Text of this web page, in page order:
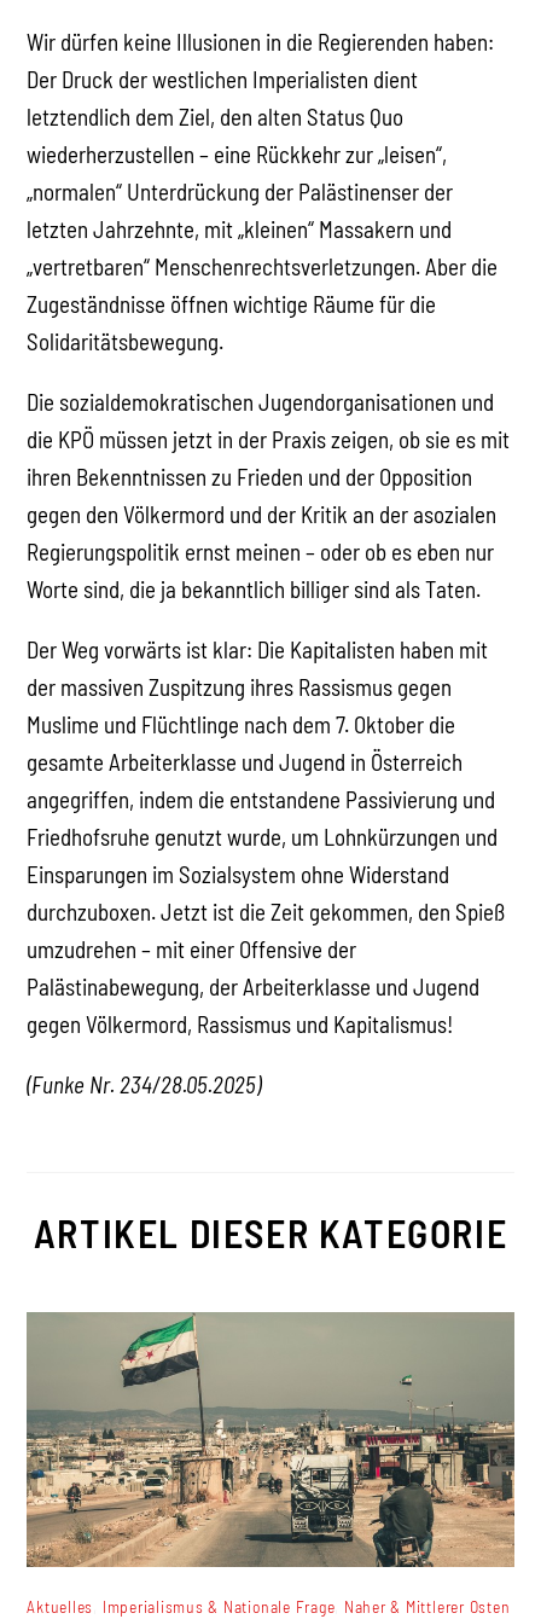
Wir dürfen keine Illusionen in die Regierenden haben:
Der Druck der westlichen Imperialisten dient
letztendlich dem Ziel, den alten Status Quo
wiederherzustellen – eine Rückkehr zur „leisen“,
„normalen“ Unterdrückung der Palästinenser der
letzten Jahrzehnte, mit „kleinen“ Massakern und
„vertretbaren“ Menschenrechtsverletzungen. Aber die
Zugeständnisse öffnen wichtige Räume für die
Solidaritätsbewegung.
Die sozialdemokratischen Jugendorganisationen und
die KPÖ müssen jetzt in der Praxis zeigen, ob sie es mit
ihren Bekenntnissen zu Frieden und der Opposition
gegen den Völkermord und der Kritik an der asozialen
Regierungspolitik ernst meinen – oder ob es eben nur
Worte sind, die ja bekanntlich billiger sind als Taten.
Der Weg vorwärts ist klar: Die Kapitalisten haben mit
der massiven Zuspitzung ihres Rassismus gegen
Muslime und Flüchtlinge nach dem 7. Oktober die
gesamte Arbeiterklasse und Jugend in Österreich
angegriffen, indem die entstandene Passivierung und
Friedhofsruhe genutzt wurde, um Lohnkürzungen und
Einsparungen im Sozialsystem ohne Widerstand
durchzuboxen. Jetzt ist die Zeit gekommen, den Spieß
umzudrehen – mit einer Offensive der
Palästinabewegung, der Arbeiterklasse und Jugend
gegen Völkermord, Rassismus und Kapitalismus!
(Funke Nr. 234/28.05.2025)
ARTIKEL DIESER KATEGORIE
Aktuelles Imperialismus & Nationale Frage Naher & Mittlerer Osten